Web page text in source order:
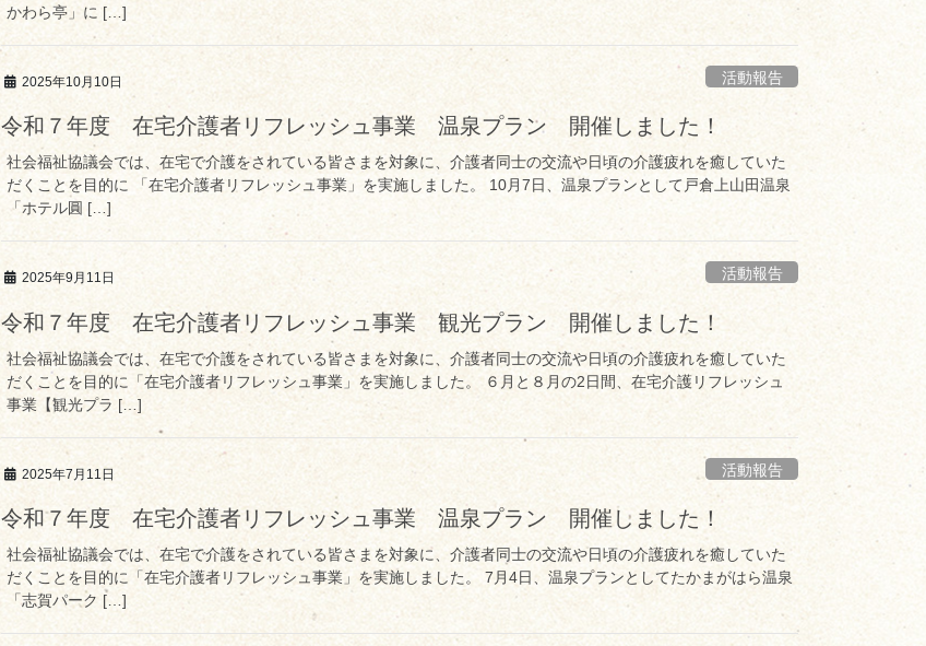
かわら亭」に […]
2025年10月10日 活動報告
令和７年度 在宅介護者リフレッシュ事業 温泉プラン 開催しました！
社会福祉協議会では、在宅で介護をされている皆さまを対象に、介護者同士の交流や日頃の介護疲れを癒していた
だくことを目的に 「在宅介護者リフレッシュ事業」を実施しました。 10月7日、温泉プランとして戸倉上山田温泉
「ホテル圓 […]
2025年9月11日 活動報告
令和７年度 在宅介護者リフレッシュ事業 観光プラン 開催しました！
社会福祉協議会では、在宅で介護をされている皆さまを対象に、介護者同士の交流や日頃の介護疲れを癒していた
だくことを目的に「在宅介護者リフレッシュ事業」を実施しました。 ６月と８月の2日間、在宅介護リフレッシュ
事業【観光プラ […]
2025年7月11日 活動報告
令和７年度 在宅介護者リフレッシュ事業 温泉プラン 開催しました！
社会福祉協議会では、在宅で介護をされている皆さまを対象に、介護者同士の交流や日頃の介護疲れを癒していた
だくことを目的に「在宅介護者リフレッシュ事業」を実施しました。 7月4日、温泉プランとしてたかまがはら温泉
「志賀パーク […]